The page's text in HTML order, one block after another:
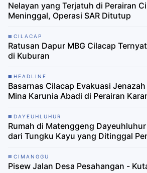
Nelayan yang Terjatuh di Perairan
Meninggal, Operasi SAR Ditutup
CILACAP
Ratusan Dapur MBG Cilacap
di Kuburan
HEADLINE
Basarnas Cilacap Evakuasi
Mina Karunia Abadi di Perairan
DAYEUHLUHUR
Rumah di Matenggeng
dari Tungku Kayu yang Ditinggal
CIMANGGU
Pisew Jalan Desa Pesahangan -